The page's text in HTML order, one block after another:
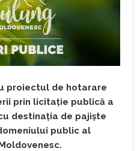
proiectul de hotarare
prin licitație publică a
destinația de pajiște
public al